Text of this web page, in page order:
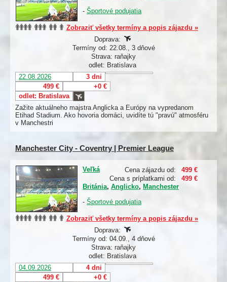
- Športové podujatia
Zobraziť všetky termíny a popis zájazdu »
Doprava:
Termíny od: 22.08., 3 dňové
Strava: raňajky
odlet: Bratislava
22.08.2026
3 dni
499 €
+0 €
odlet: Bratislava
Zažite aktuálneho majstra Anglicka a Európy na vypredanom
Etihad Stadium. Ako hovoria domáci, uvidíte tú "pravú" atmosféru
v Manchestri
Manchester City - Coventry | Premier League
Cena zájazdu od:
499 €
Cena s príplatkami od:
499 €
Veľká
Británia, Anglicko, Manchester
- Športové podujatia
Zobraziť všetky termíny a popis zájazdu »
Doprava:
Termíny od: 04.09., 4 dňové
Strava: raňajky
odlet: Bratislava
04.09.2026
4 dni
499 €
+0 €